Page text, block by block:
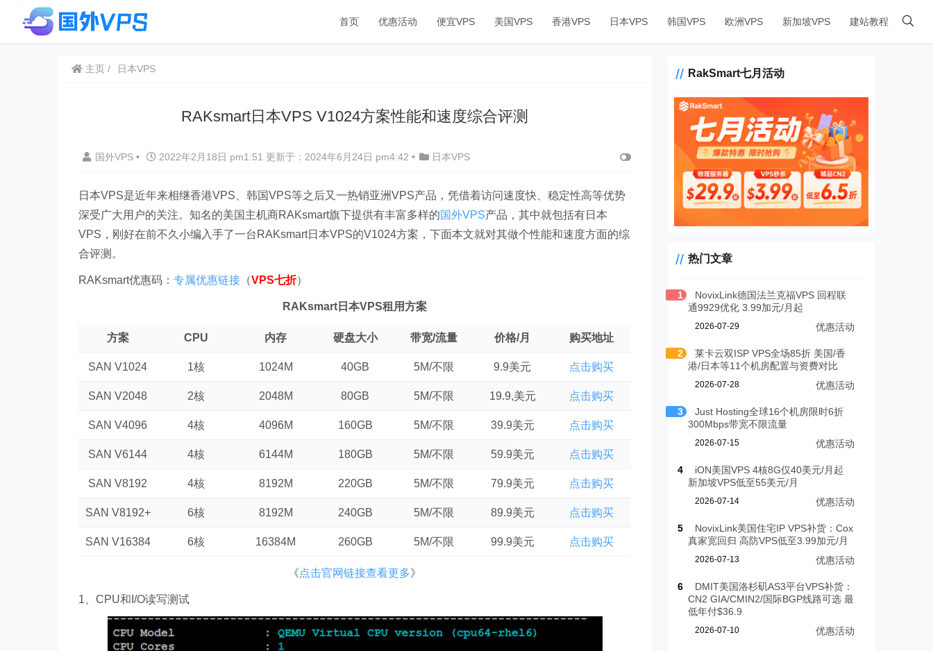
首页 优惠活动 便宜VPS 美国VPS 香港VPS 日本VPS 韩国VPS 欧洲VPS 新加坡VPS 建站教程
主页 日本VPS
RAKsmart日本VPS V1024方案性能和速度综合评测
国外VPS • 2022年2月18日 pm1:51 更新于：2024年6月24日 pm4:42 • 日本VPS
日本VPS是近年来相继香港VPS、韩国VPS等之后又一热销亚洲VPS产品， 凭借着访问速度快、稳定性高等优势
深受广大用户的关注。知名的美国主机商RAKsmart旗下提供有丰富多样的国外VPS产品，其中就包括有日本
VPS，刚好在前不久小编入手了一台RAKsmart日本VPS的V1024方案，下面本文就对其做个性能和速度方面的综
合评测。
RAKsmart优惠码： 专属优惠链接 （VPS七折）
RAKsmart日本VPS租用方案
方案 CPU 内存 硬盘大小 带宽/流量 价格/月 购买地址
SAN V1024 1核 1024M 40GB 5M/不限 9.9美元 点击购买
SAN V2048 2核 2048M 80GB 5M/不限 19.9,美元 点击购买
SAN V4096 4核 4096M 160GB 5M/不限 39.9美元 点击购买
SAN V6144 4核 6144M 180GB 5M/不限 59.9美元 点击购买
SAN V8192 4核 8192M 220GB 5M/不限 79.9美元 点击购买
SAN V8192+ 6核 8192M 240GB 5M/不限 89.9美元 点击购买
SAN V16384 6核 16384M 260GB 5M/不限 99.9美元 点击购买
《点击官网链接查看更多》
1、CPU和I/O读写测试
RakSmart七月活动
热门文章
1
NovixLink德国法兰克福VPS 回程联
通9929优化 3.99加元/月起
2026-07-29 优惠活动
2
莱卡云双ISP VPS全场85折 美国/香
港/日本等11个机房配置与资费对比
2026-07-28 优惠活动
3
Just Hosting全球16个机房限时6折
300Mbps带宽不限流量
2026-07-15 优惠活动
4
iON美国VPS 4核8G仅40美元/月起
新加坡VPS低至55美元/月
2026-07-14 优惠活动
5
NovixLink美国住宅IP VPS补货：Cox
真家宽回归 高防VPS低至3.99加元/月
2026-07-13 优惠活动
6
DMIT美国洛杉矶AS3平台VPS补货：
CN2 GIA/CMIN2/国际BGP线路可选 最
低年付$36.9
2026-07-10 优惠活动